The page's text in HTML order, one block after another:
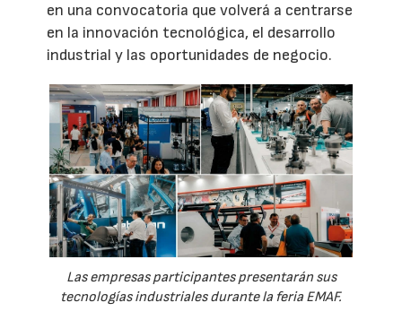
en una convocatoria que volverá a centrarse
en la innovación tecnológica, el desarrollo
industrial y las oportunidades de negocio.
Las empresas participantes presentarán sus
tecnologías industriales durante la feria EMAF.